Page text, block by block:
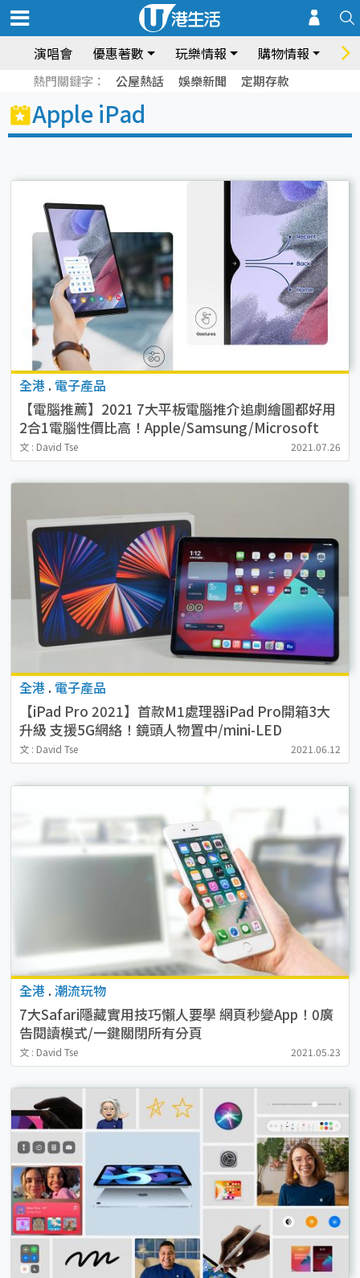
演唱會 優惠著數 玩樂情報 購物情報 飲
熱門關鍵字： 公屋熱話 娛樂新聞 定期存款
Apple iPad
全港 . 電子產品
【電腦推薦】2021 7大平板電腦推介追劇繪圖都好用
2合1電腦性價比高！Apple/Samsung/Microsoft
文 : David Tse 2021.07.26
全港 . 電子產品
【iPad Pro 2021】首款M1處理器iPad Pro開箱3大
升級 支援5G網絡！鏡頭人物置中/mini-LED
文 : David Tse 2021.06.12
全港 . 潮流玩物
7大Safari隱藏實用技巧懶人要學 網頁秒變App！0廣
告閱讀模式/一鍵關閉所有分頁
文 : David Tse 2021.05.23